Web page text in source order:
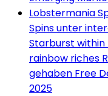
Lobstermania
Spins unter
Starburst within
rainbow riches
gehaben Free
2025